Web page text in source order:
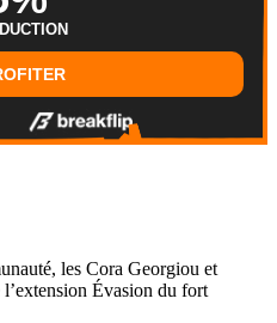
les Cora Georgiou et
Évasion du fort